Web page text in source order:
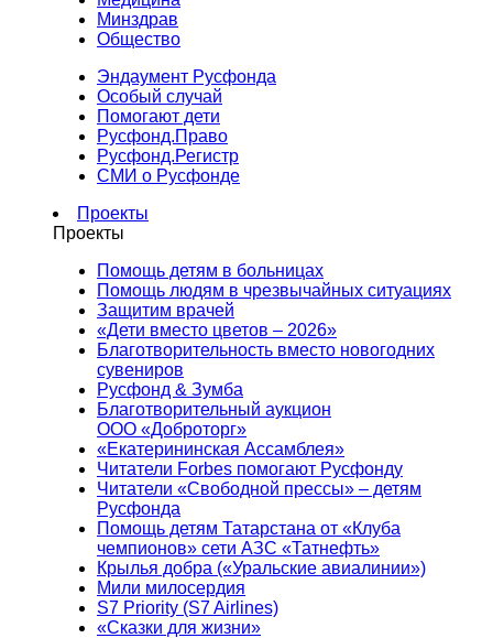
Минздрав
Общество
Эндаумент Русфонда
Особый случай
Помогают дети
Русфонд.Право
Русфонд.Регистр
СМИ о Русфонде
Проекты
Проекты
Помощь детям в больницах
Помощь людям в чрезвычайных ситуациях
Защитим врачей
«Дети вместо цветов – 2026»
Благотворительность вместо новогодних
сувениров
Русфонд & Зумба
Благотворительный аукцион
ООО «Доброторг»
«Екатерининская Ассамблея»
Читатели Forbes помогают Русфонду
Читатели «Свободной прессы» – детям
Русфонда
Помощь детям Татарстана от «Клуба
чемпионов» сети АЗС «Татнефть»
Крылья добра («Уральские авиалинии»)
Мили милосердия
S7 Priority (S7 Airlines)
«Сказки для жизни»